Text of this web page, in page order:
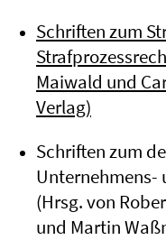
Schriften zum
Maiwald und
Verlag)
Schriften zum
(Hrsg. von
und Martin